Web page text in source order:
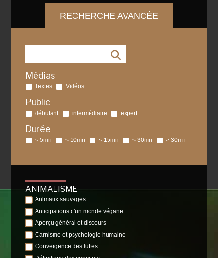
RECHERCHE AVANCÉE
Médias
Textes Vidéos
Public
débutant intermédiaire expert
Durée
< 5mn < 10mn < 15mn < 30mn > 30mn
ANIMALISME
Animaux sauvages
Anticipations d'un monde végane
Aperçu général et discours
Carnisme et psychologie humaine
Convergence des luttes